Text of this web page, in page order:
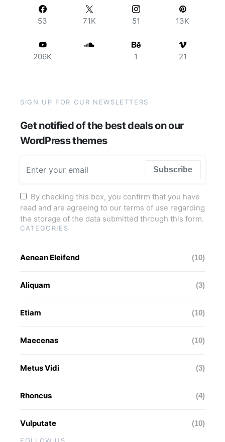
53 71K 51 13K
206K 1 21
SIGN UP FOR OUR NEWSLETTERS
Get notified of the best deals on our
WordPress themes
Subscribe
By checking this box, you confirm that you have
read and are agreeing to our terms of use regarding
the storage of the data submitted through this form.
CATEGORIES
Aenean Eleifend (10)
Aliquam (3)
Etiam (10)
Maecenas (10)
Metus Vidi (3)
Rhoncus (4)
Vulputate (10)